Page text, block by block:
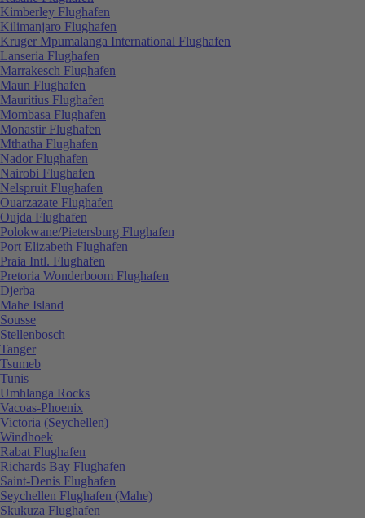
Kimberley Flughafen
Kilimanjaro Flughafen
Kruger Mpumalanga International Flughafen
Lanseria Flughafen
Marrakesch Flughafen
Maun Flughafen
Mauritius Flughafen
Mombasa Flughafen
Monastir Flughafen
Mthatha Flughafen
Nador Flughafen
Nairobi Flughafen
Nelspruit Flughafen
Ouarzazate Flughafen
Oujda Flughafen
Polokwane/Pietersburg Flughafen
Port Elizabeth Flughafen
Praia Intl. Flughafen
Pretoria Wonderboom Flughafen
Djerba
Mahe Island
Sousse
Stellenbosch
Tanger
Tsumeb
Tunis
Umhlanga Rocks
Vacoas-Phoenix
Victoria (Seychellen)
Windhoek
Rabat Flughafen
Richards Bay Flughafen
Saint-Denis Flughafen
Seychellen Flughafen (Mahe)
Skukuza Flughafen